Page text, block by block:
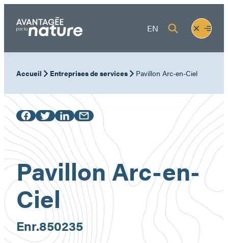
contenu
EN
Fermer
le
menu
Ouvrir
le
Accueil Entreprises de services Pavillon Arc-en-Ciel
Pavillon Arc-en-
Ciel
Enr.850235